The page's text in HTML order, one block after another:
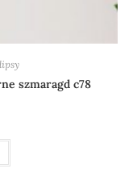
szmaragd c78